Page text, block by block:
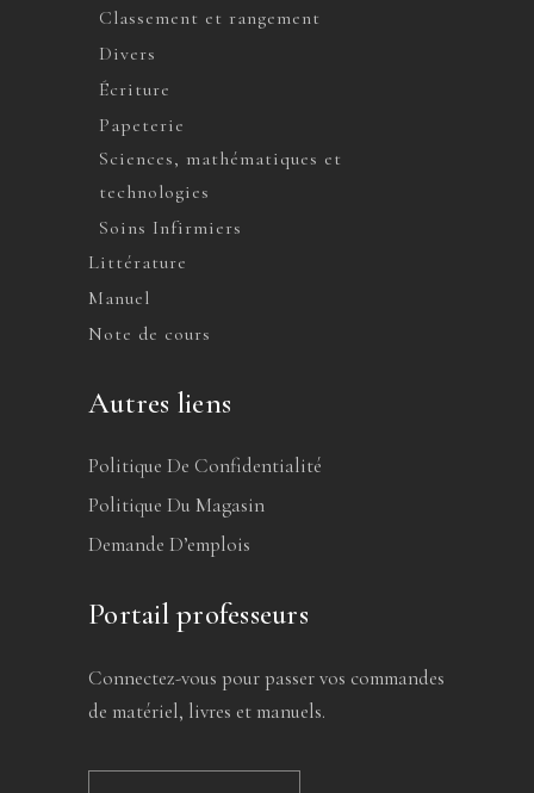
Classement et rangement
Divers
Écriture
Papeterie
Sciences, mathématiques et
technologies
Soins Infirmiers
Littérature
Manuel
Note de cours
Autres liens
Politique De Confidentialité
Politique Du Magasin
Demande D’emplois
Portail professeurs
Connectez-vous pour passer vos commandes
de matériel, livres et manuels.